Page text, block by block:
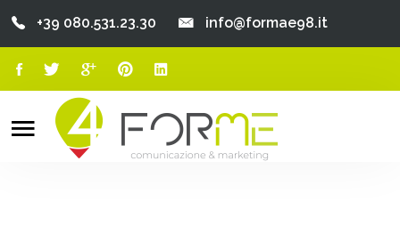
Chi Siamo
+39 080.531.23.30 info@formae98.it
Search